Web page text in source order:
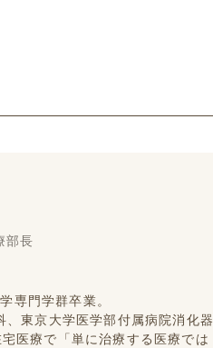
部長
専門学群卒業。
東京大学医学部付属病院消化器
医療で「単に治療する医療では